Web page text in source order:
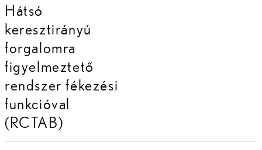
Hátsó
keresztirányú
forgalomra
figyelmeztető
rendszer fékezési
funkcióval
(RCTAB)